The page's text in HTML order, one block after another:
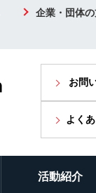
企業・団体
お問
よく
活動紹介